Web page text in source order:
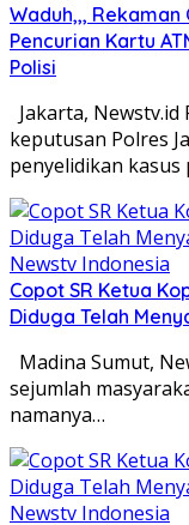
Waduh,,, Rekaman
Pencurian Kartu
Polisi
Jakarta,
keputusan Polres
penyelidikan kasus
Copot SR Ketua
Diduga Telah
Madina Sumut,
sejumlah
namanya…